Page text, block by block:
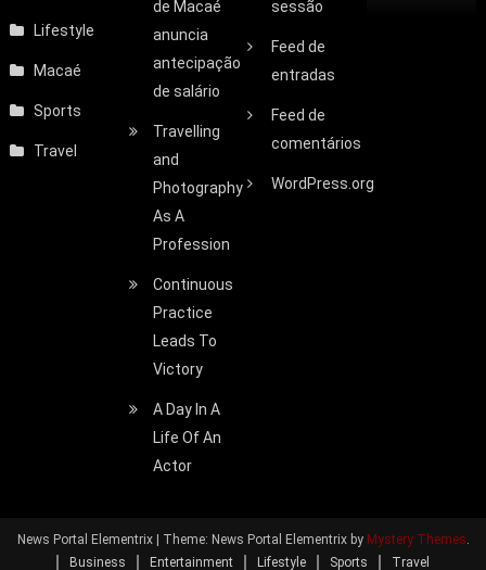
Lifestyle
Macaé
Sports
Travel
de Macaé
anuncia
antecipação
de salário
Travelling
and
Photography
As A
Profession
Continuous
Practice
Leads To
Victory
A Day In A
Life Of An
Actor
sessão
Feed de
entradas
Feed de
comentários
WordPress.org
News Portal Elementrix| Theme: News Portal Elementrix by Mystery Themes.
Business
Entertainment Lifestyle Sports Travel